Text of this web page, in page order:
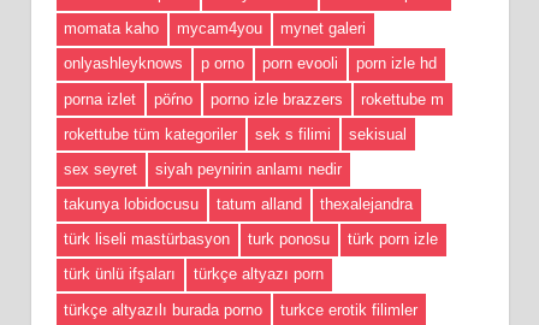
momata kaho
mycam4you
mynet galeri
onlyashleyknows
p orno porn evooli
porn izle hd
porna izlet
pöŕno porno izle brazzers
rokettube m
rokettube tüm kategoriler
sek s filimi
sekisual
sex seyret
siyah peynirin anlamı nedir
takunya lobidocusu
tatum alland
thexalejandra
türk liseli mastürbasyon
turk ponosu
türk porn izle
türk ünlü ifşaları
türkçe altyazı porn
türkçe altyazılı burada porno
turkce erotik filimler